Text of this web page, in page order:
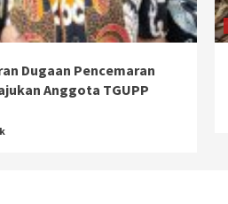
Dugaan Pencemaran
Anggota TGUPP